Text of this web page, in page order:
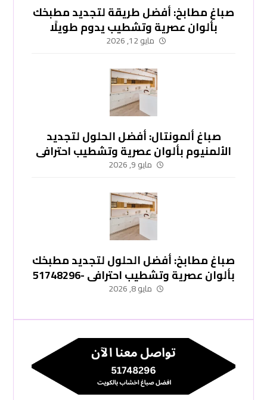
صباغ مطابخ: أفضل طريقة لتجديد مطبخك
بألوان عصرية وتشطيب يدوم طويلًا
-51748296 مايو 12, 2026
صباغ ألمونتال: أفضل الحلول لتجديد
الألمنيوم بألوان عصرية وتشطيب احترافي
-51748296 مايو 9, 2026
صباغ مطابخ: أفضل الحلول لتجديد مطبخك
بألوان عصرية وتشطيب احترافي -51748296
مايو 8, 2026